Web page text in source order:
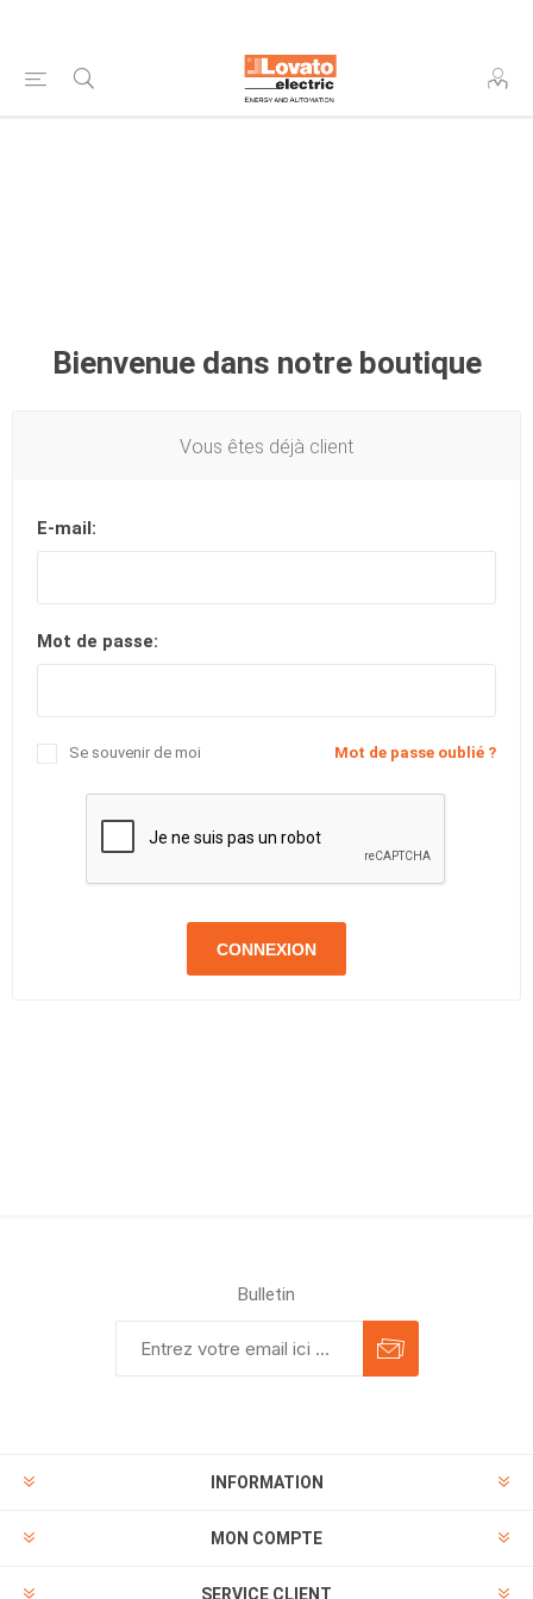
Bienvenue dans notre boutique
Vous êtes déjà client
E-mail:
Mot de passe:
Mot de passe oublié ?
Se souvenir de moi
CONNEXION
Bulletin
INFORMATION
MON COMPTE
SERVICE CLIENT